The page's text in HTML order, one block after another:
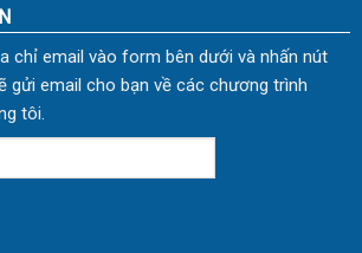
chỉ email vào form bên dưới và nhấn nút
gửi email cho bạn về các chương trình
tôi.